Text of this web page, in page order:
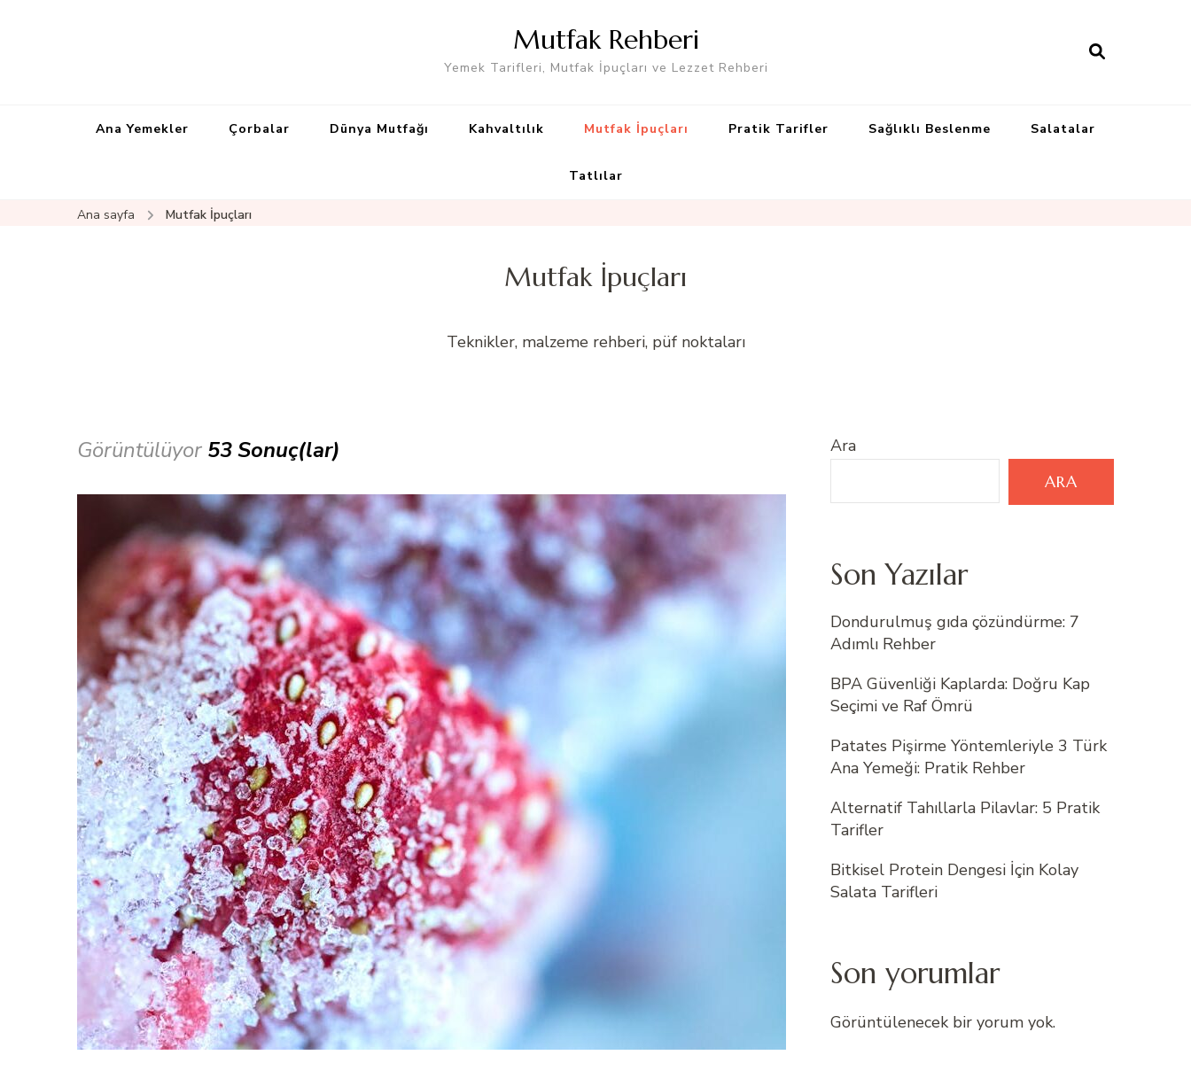
Mutfak Rehberi
Yemek Tarifleri, Mutfak İpuçları ve Lezzet Rehberi
Ana Yemekler Çorbalar Dünya Mutfağı Kahvaltılık Mutfak İpuçları Pratik Tarifler Sağlıklı Beslenme Salatalar
Tatlılar
Ana sayfa Mutfak İpuçları
Mutfak İpuçları
Teknikler, malzeme rehberi, püf noktaları
Görüntülüyor 53 Sonuç(lar) Ara
ARA
Son Yazılar
Dondurulmuş gıda çözündürme: 7
Adımlı Rehber
BPA Güvenliği Kaplarda: Doğru Kap
Seçimi ve Raf Ömrü
Patates Pişirme Yöntemleriyle 3 Türk
Ana Yemeği: Pratik Rehber
Alternatif Tahıllarla Pilavlar: 5 Pratik
Tarifler
Bitkisel Protein Dengesi İçin Kolay
Salata Tarifleri
Son yorumlar
Görüntülenecek bir yorum yok.